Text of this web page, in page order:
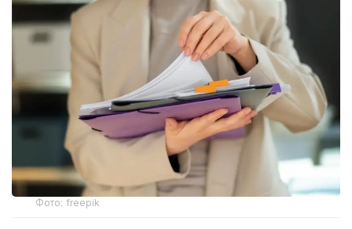
Фото: freepik